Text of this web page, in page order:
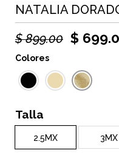
NATALIA
$ 899.00 $
Colores
Talla
2.5MX 3MX